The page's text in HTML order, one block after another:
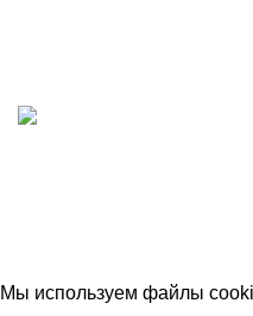
Мы используем файлы